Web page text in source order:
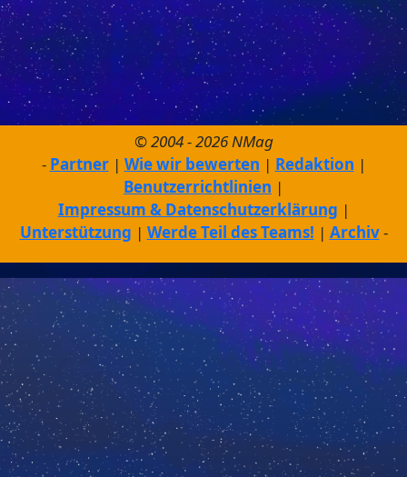
© 2004 - 2026 NMag
Partner
Wie wir bewerten
Redaktion
Benutzerrichtlinien
Impressum & Datenschutzerklärung
Unterstützung
Werde Teil des Teams! Archiv